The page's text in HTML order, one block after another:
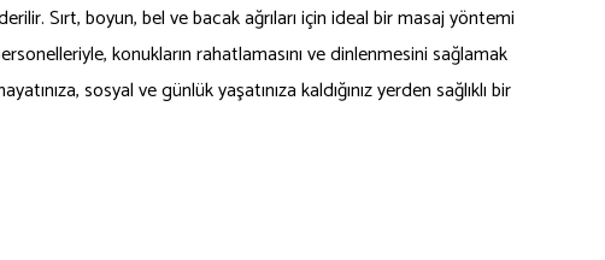
Sırt, boyun, bel ve bacak ağrıları için ideal bir masaj yöntemi
konukların rahatlamasını ve dinlenmesini sağlamak
sosyal ve günlük yaşatınıza kaldığınız yerden sağlıklı bir